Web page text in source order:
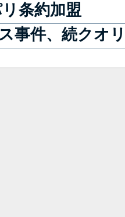
条約加盟
事件、続クオ